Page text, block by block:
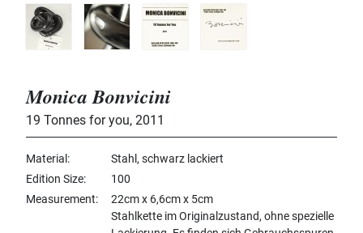
Monica Bonvicini
19 Tonnes for you, 2011
Material
Stahl, schwarz lackiert
Edition Size
100
Measurement
22cm x 6,6cm x 5cm
Stahlkette im Originalzustand, ohne spezielle